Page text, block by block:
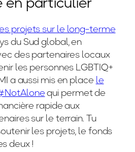
projets sur le long-terme
du Sud global, en
des partenaires locaux
les personnes LGBTIQ+
a aussi mis en placele
qui permet de
rapide aux
sur le terrain. Tu
les projets, le fonds
deux !